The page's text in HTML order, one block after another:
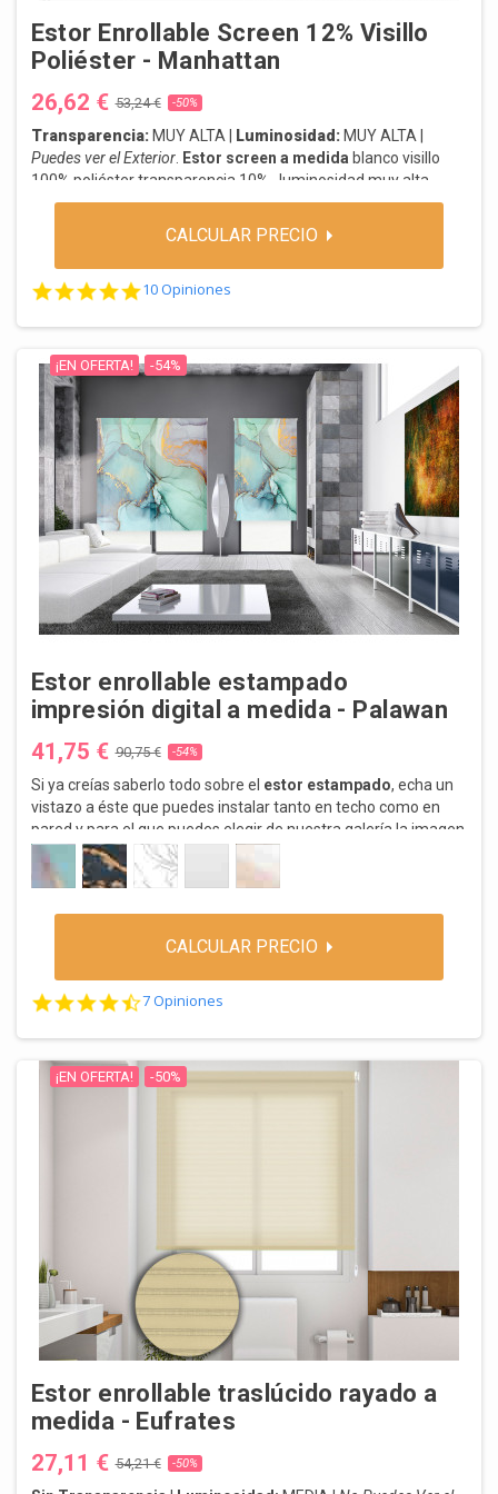
Estor Enrollable Screen 12% Visillo
Poliéster - Manhattan
26,62 € 53,24 € -50%
Transparencia: MUY ALTA | Luminosidad: MUY ALTA |
Puedes ver el Exterior. Estor screen a medida blanco visillo
100% poliéster transparencia 10% , luminosidad muy alta,
transparencia muy alta, te permite ver el exterior,
manteniendo la privacidad según la relación entre luz interior
CALCULAR PRECIO
4.9 star rating
10 Opiniones
¡EN OFERTA! -54%
Estor enrollable estampado
impresión digital a medida - Palawan
41,75 € 90,75 € -54%
Si ya creías saberlo todo sobre el estor estampado, echa un
vistazo a éste que puedes instalar tanto en techo como en
pared y para el que puedes elegir de nuestra galería la imagen
que prefieras...o enviarnos la que más guste a tus hijos para
su dormitorio.
AQUA CASCADAELISE
CALCULAR PRECIO
4.7 star rating
7 Opiniones
¡EN OFERTA! -50%
Estor enrollable traslúcido rayado a
medida - Eufrates
27,11 € 54,21 € -50%